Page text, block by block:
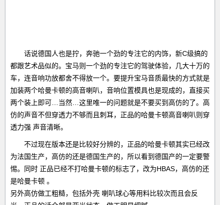
话说德国人也是拧，奔驰一个劲的专注它的内饰，新C级搞的
都跟艺术品似的。宝马则一个劲的专注它的驾驶体验，几大十万的
车，连音响功放都舍不得放一个。要提升宝马音质最快的方式就是
加装两个哈曼卡顿的高音喇叭，音响位置模具也是现成的，直接买
两个装上即可…当然…这里唯一的问题就是不要买到高仿的了。高
仿的声音不但穿透力不够而且刺耳，正品的哈曼卡顿高音喇叭则穿
透力强 声音清晰。
不过现在版本还是比较好分辨的，正品的哈曼卡顿其实已经改
为法国生产，高仿的还是德国生产的，所以看到德国产的一定要警
惕。同时 正品已经不打哈曼卡顿的标志了，改为HBAS，高仿的还
是哈曼卡顿 。
另外高仿做工粗糙，包括外壳 喇叭球心等用料比较次而且会反